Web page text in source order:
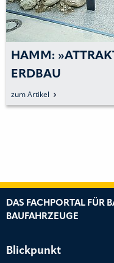
HAMM:
ERDBAU
zum Artikel
DAS FACHPORTAL FÜR
BAUFAHRZEUGE
Blickpunkt